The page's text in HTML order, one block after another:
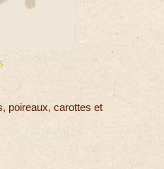
poireaux, carottes et